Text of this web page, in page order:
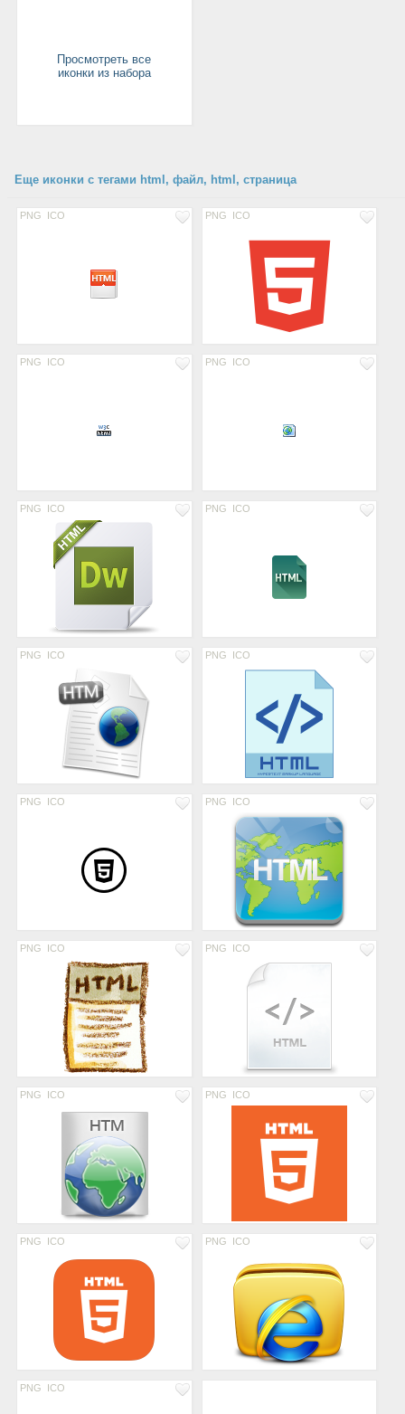
Просмотреть все
иконки из набора
Еще иконки с тегами html, файл, html, страница
PNG ICO PNG ICO
PNG ICO PNG ICO
PNG ICO PNG ICO
PNG ICO PNG ICO
PNG ICO PNG ICO
PNG ICO PNG ICO
PNG ICO PNG ICO
PNG ICO PNG ICO
PNG ICO